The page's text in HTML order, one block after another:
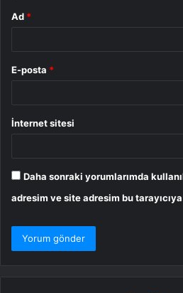
Ad *
E-posta *
İnternet sitesi
Daha sonraki yorumlarımda
adresim ve site adresim bu